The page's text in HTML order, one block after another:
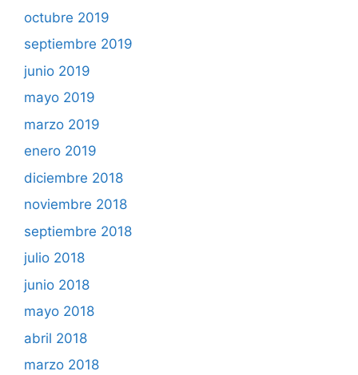
octubre 2019
septiembre 2019
junio 2019
mayo 2019
marzo 2019
enero 2019
diciembre 2018
noviembre 2018
septiembre 2018
julio 2018
junio 2018
mayo 2018
abril 2018
marzo 2018